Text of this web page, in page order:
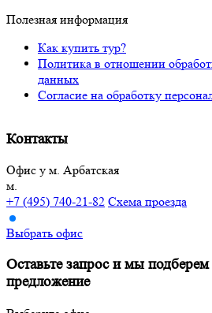
Полезная информация
Как купить тур?
Политика в отношении
данных
Согласие на обработку
Контакты
Офис у м. Арбатская
м.
+7 (495) 740-21-82 Схема проезда
Выбрать офис
Оставьте запрос и мы подберем
предложение